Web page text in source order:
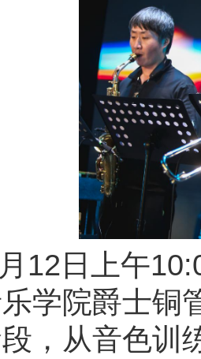
12日上午
学院爵士铜
，从音色训